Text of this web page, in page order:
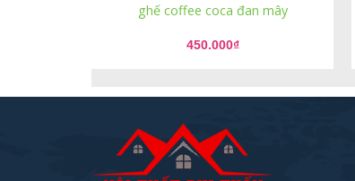
ghế coffee coca đan mây
450.000₫